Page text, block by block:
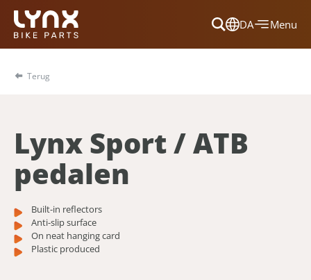
DA
Dansk
Nederlands
Menu
Terug
Lynx Sport / ATB
pedalen
Built-in reflectors
Anti-slip surface
On neat hanging card
Plastic produced